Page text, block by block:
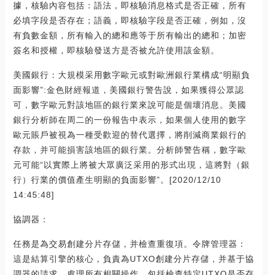
據，核驗內容包括：語法，即核驗消息格式是否正確，所有
必填字段是否存在；語義，即核驗字段是否正確，例如，沒
有負數金額，所有輸入的總和應等于所有輸出的總和；加密
簽名和授權，即核驗發送方是否被允許使用該金額。
美國銀行：大規模采用數字歐元或對歐洲銀行業構成“明顯負
面影響”:金色財經報道，美國銀行警告說，如果獲得公眾認
可，數字歐元對該地區的銀行業來說可能是個壞消息。美國
銀行分析師在周二的一份報告中表示，如果個人使用的數字
歐元賬戶被視為一種受歡迎的替代選擇，將削減商業銀行的
存款，并可能損害該地區的銀行業。分析師警告稱，數字歐
元可能“以實際上將被大眾廣泛采用的形式出現，這將對（銀
行）行業的價值產生明顯的負面影響”。[2020/12/10
14:45:48]
協調器：
任務是為交易創建分片存儲，并檢查重復項。令牌管理器：
這是結算引擎的核心，負責為UTXO創建分片存儲，并基于協